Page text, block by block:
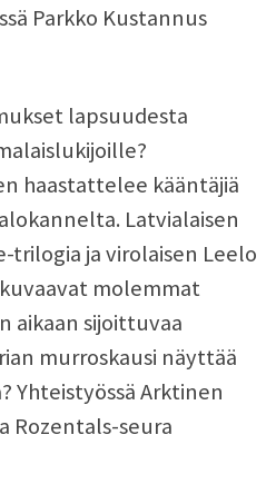
Parkko Kustannus
lapsuudesta
haastattelee kääntäjiä
Latvialaisen
trilogia ja virolaisen Leelo
molemmat
aikaan sijoittuvaa
murroskausi näyttää
Yhteistyössä Arktinen
Rozentals-seura